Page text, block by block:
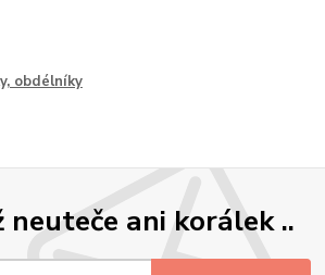
obdélníky
neuteče ani korálek ..